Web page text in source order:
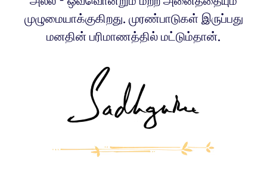
முழுமையாக்குகிறது. முரண்பாடுகள் இருப்பது
மனதின் பரிமாணத்தில் மட்டும்தான்.